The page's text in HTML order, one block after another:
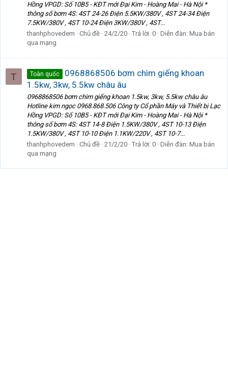
Hồng VPGD: Số 10B5 - KĐT mới Đại Kim - Hoàng Mai - Hà Nội *
thông số bơm 4S: 4ST 24-26 Điện 5.5KW/380V , 4ST 24-34 Điện
7.5KW/380V , 4ST 10-24 Điện 3KW/380V , 4ST...
thanhphovedem
Chủ đề 24/2/20 Trả lời: 0 Diễn đàn: Mua bán
qua mạng
T Toàn quốc
0968868506 bơm chìm giếng khoan
1.5kw, 3kw, 5.5kw châu âu
0968868506 bơm chìm giếng khoan 1.5kw, 3kw, 5.5kw châu âu
Hotline kim ngọc 0968.868.506 Công ty Cổ phần Máy và Thiết bị Lạc
Hồng VPGD: Số 10B5 - KĐT mới Đại Kim - Hoàng Mai - Hà Nội *
thông số bơm 4S: 4ST 14-8 Điện 1.5KW/380V , 4ST 10-13 Điện
1.5KW/380V , 4ST 10-10 Điện 1.1KW/220V , 4ST 10-7...
thanhphovedem
Chủ đề 21/2/20 Trả lời: 0 Diễn đàn: Mua bán
qua mạng